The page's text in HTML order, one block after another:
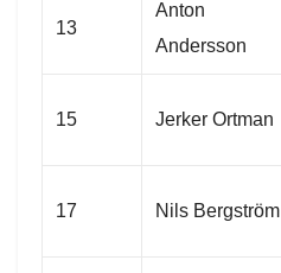
13
Anton
Andersson
15 Jerker Ortman
17 Nils Bergström